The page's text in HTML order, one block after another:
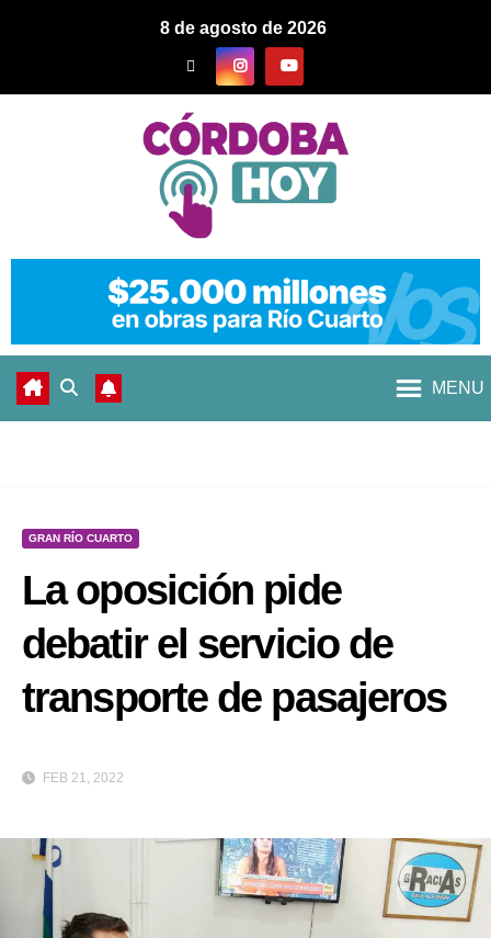
8 de agosto de 2026
MENU
GRAN RÍO CUARTO
La oposición pide
debatir el servicio de
transporte de pasajeros
FEB 21, 2022